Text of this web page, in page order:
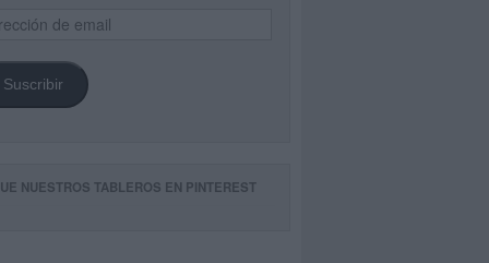
Suscribir
NUESTROS TABLEROS EN PINTEREST